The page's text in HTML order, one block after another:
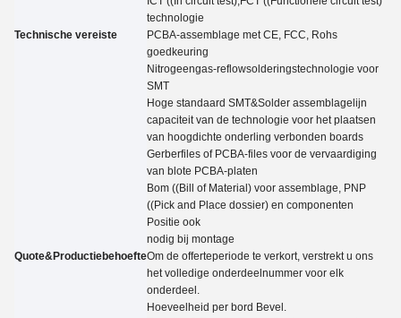
Technische vereiste
technologie
PCBA-assemblage met CE, FCC, Rohs
goedkeuring
Nitrogeengas-reflowsolderingstechnologie voor
SMT
Hoge standaard SMT&Solder assemblagelijn
capaciteit van de technologie voor het plaatsen
van hoogdichte onderling verbonden boards
Quote&Productiebehoefte
Gerberfiles of PCBA-files voor de vervaardiging
van blote PCBA-platen
Bom ((Bill of Material) voor assemblage, PNP
((Pick and Place dossier) en componenten
Positie ook
nodig bij montage
Om de offerteperiode te verkort, verstrekt u ons
het volledige onderdeelnummer voor elk
onderdeel.
Hoeveelheid per bord Bevel.